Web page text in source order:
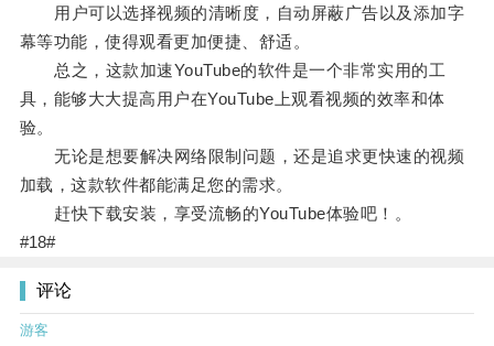
用户可以选择视频的清晰度，自动屏蔽广告以及添加字
幕等功能，使得观看更加便捷、舒适。
总之，这款加速YouTube的软件是一个非常实用的工
具，能够大大提高用户在YouTube上观看视频的效率和体
验。
无论是想要解决网络限制问题，还是追求更快速的视频
加载，这款软件都能满足您的需求。
赶快下载安装，享受流畅的YouTube体验吧！。
#18#
评论
游客